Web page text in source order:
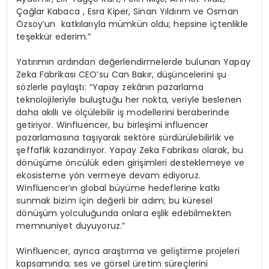
Çağlar Kabaca , Esra Kiper, Sinan Yıldırım ve Osman
Özsoy’un katkılarıyla mümkün oldu; hepsine içtenlikle
teşekkür ederim.”
Yatırımın ardından değerlendirmelerde bulunan Yapay
Zeka Fabrikası CEO’su Can Bakır, düşüncelerini şu
sözlerle paylaştı: “Yapay zekânın pazarlama
teknolojileriyle buluştuğu her nokta, veriyle beslenen
daha akıllı ve ölçülebilir iş modellerini beraberinde
getiriyor. Winfluencer, bu birleşimi influencer
pazarlamasına taşıyarak sektöre sürdürülebilirlik ve
şeffaflık kazandırıyor. Yapay Zeka Fabrikası olarak, bu
dönüşüme öncülük eden girişimleri desteklemeye ve
ekosisteme yön vermeye devam ediyoruz.
Winfluencer’ın global büyüme hedeflerine katkı
sunmak bizim için değerli bir adım; bu küresel
dönüşüm yolculuğunda onlara eşlik edebilmekten
memnuniyet duyuyoruz.”
Winfluencer, ayrıca araştırma ve geliştirme projeleri
kapsamında; ses ve görsel üretim süreçlerini